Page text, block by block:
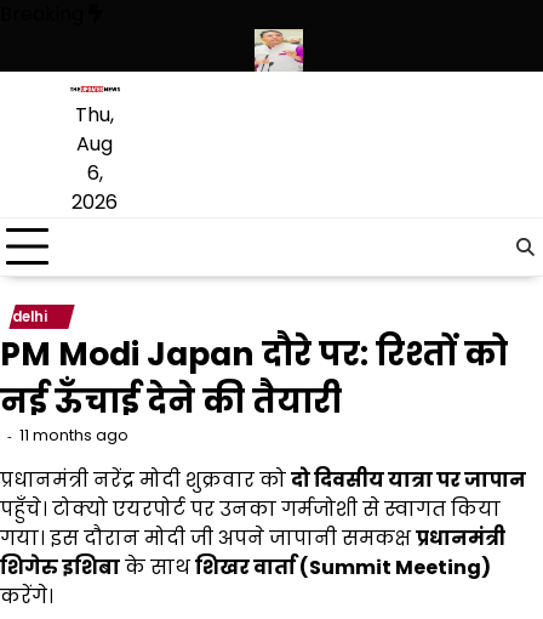
content
Thu,
Aug
6,
2026
delhi
PM Modi Japan दौरे पर: रिश्तों को
नई ऊँचाई देने की तैयारी
11 months ago
प्रधानमंत्री नरेंद्र मोदी शुक्रवार कोदो दिवसीय यात्रा पर जापान
पहुँचे। टोक्यो एयरपोर्ट पर उनका गर्मजोशी से स्वागत किया
गया। इस दौरान मोदी जी अपने जापानी समकक्षप्रधानमंत्री
शिगेरु इशिबाके साथशिखर वार्ता (Summit Meeting)
करेंगे।